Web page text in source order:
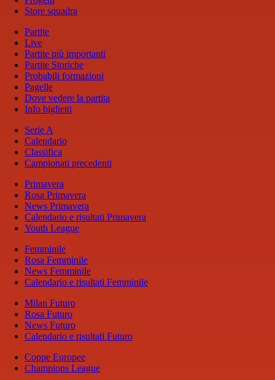
Store squadra
Partite
Live
Partite più importanti
Partite Storiche
Probabili formazioni
Pagelle
Dove vedere la partita
Info biglietti
Serie A
Calendario
Classifica
Campionati precedenti
Primavera
Rosa Primavera
News Primavera
Calendario e risultati Primavera
Youth League
Femminile
Rosa Femminile
News Femminile
Calendario e risultati Femminile
Milan Futuro
Rosa Futuro
News Futuro
Calendario e risultati Futuro
Coppe Europee
Champions League